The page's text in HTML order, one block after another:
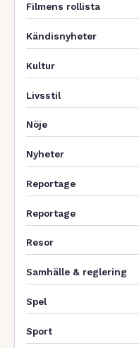
Filmens rollista
Kändisnyheter
Kultur
Livsstil
Nöje
Nyheter
Reportage
Reportage
Resor
Samhälle & reglering
Spel
Sport